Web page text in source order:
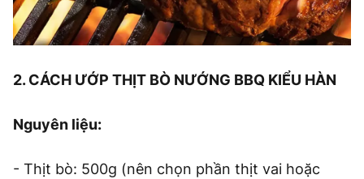
2. CÁCH ƯỚP THỊT BÒ NƯỚNG BBQ KIỂU HÀN
Nguyên liệu:
- Thịt bò: 500g (nên chọn phần thịt vai hoặc